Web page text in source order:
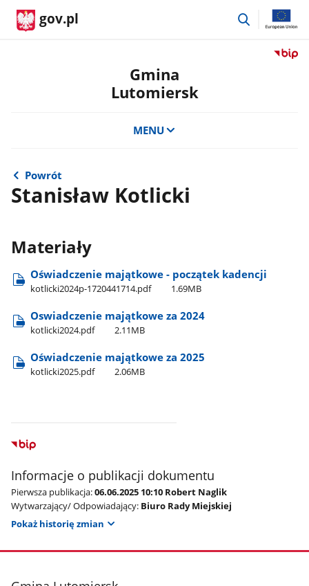
gov.pl
przejdź
Przejdź
Gmina
Lutomiersk
MENU
Powrót
Stanisław Kotlicki
Materiały
Oświadczenie majątkowe - początek kadencji
kotlicki2024p-1720441714.pdf 1.69MB
Oswiadczenie majątkowe za 2024
kotlicki2024.pdf 2.11MB
Oświadczenie majątkowe za 2025
kotlicki2025.pdf 2.06MB
Informacje o publikacji dokumentu
Pierwsza publikacja:06.06.2025 10:10 Robert Naglik
Wytwarzający/ Odpowiadający: Biuro Rady Miejskiej
Pokaż historię zmian